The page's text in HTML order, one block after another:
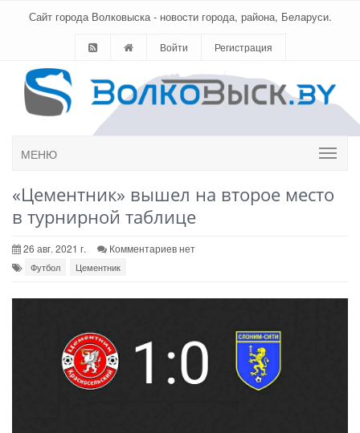
Сайт города Волковыска - новости города, района, Беларуси.
Войти Регистрация
МЕНЮ
«Цементник» вышел на второе место
в турнирной таблице
26 авг. 2021 г. Комментариев нет
Футбол Цементник